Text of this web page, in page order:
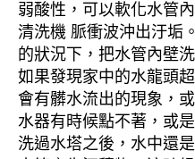
弱酸性，可以軟化水管
清洗機 脈衝波沖出汙垢
的狀況下，把水管內壁
如果發現家中的水龍頭
會有髒水流出的現象，
水器有時候點不著，或
洗過水塔之後，水中還